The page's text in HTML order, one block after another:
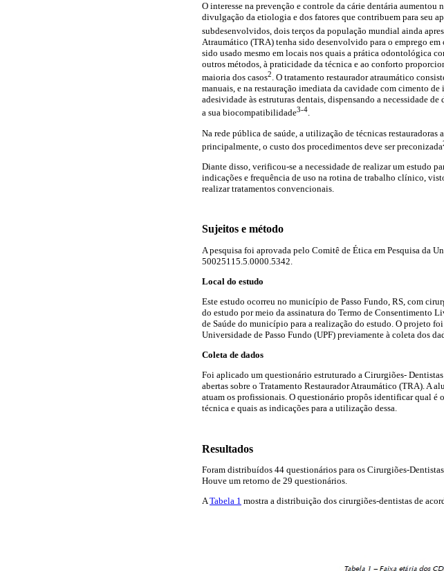
O interesse na prevenção e controle da cárie dentária
divulgação da etiologia e dos fatores que contribuem para seu
subdesenvolvidos, dois terços da população mundial ainda
Atraumático (TRA) tenha sido desenvolvido para o emprego
sido usado mesmo em locais nos quais a prática odontológica
outros métodos, à praticidade da técnica e ao conforto
maioria dos casos2. O tratamento restaurador atraumático
manuais, e na restauração imediata da cavidade com cimento
adesividade às estruturas dentais, dispensando a necessidade
a sua biocompatibilidade3-4.
Na rede pública de saúde, a utilização de técnicas restauradoras
principalmente, o custo dos procedimentos deve ser preconizada
Diante disso, verificou-se a necessidade de realizar um estudo
indicações e frequência de uso na rotina de trabalho clínico,
realizar tratamentos convencionais.
Sujeitos e método
A pesquisa foi aprovada pelo Comitê de Ética em Pesquisa da
50025115.5.0000.5342.
Local do estudo
Este estudo ocorreu no município de Passo Fundo, RS, com
do estudo por meio da assinatura do Termo de Consentimento
de Saúde do município para a realização do estudo. O projeto
Universidade de Passo Fundo (UPF) previamente à coleta dos
Coleta de dados
Foi aplicado um questionário estruturado a Cirurgiões-
abertas sobre o Tratamento Restaurador Atraumático (TRA). A
atuam os profissionais. O questionário propôs identificar qual é
técnica e quais as indicações para a utilização dessa.
Resultados
Foram distribuídos 44 questionários para os Cirurgiões-
Houve um retorno de 29 questionários.
ATabela 1 mostra a distribuição dos cirurgiões-dentistas de